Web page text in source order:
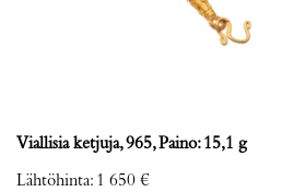
Viallisia ketjuja, 965, Paino: 15,1 g
Lähtöhinta: 1 650 €